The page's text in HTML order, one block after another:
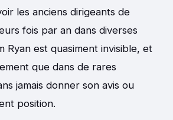
les anciens dirigeants de
fois par an dans diverses
Ryan est quasiment invisible, et
que dans de rares
jamais donner son avis ou
position.